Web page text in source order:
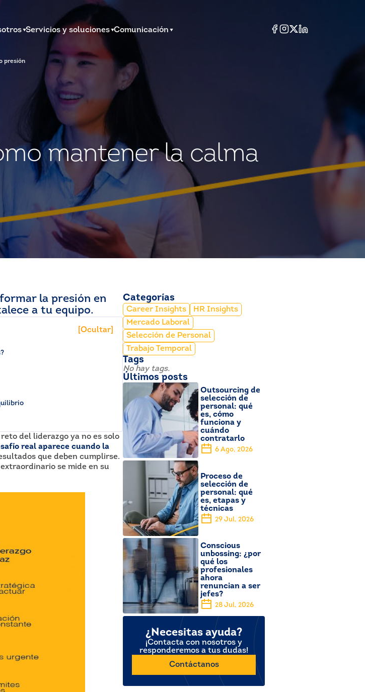
Servicios y soluciones Comunicación
presión
mantener la calma
la presión en
a tu equipo.
[Ocultar]
del liderazgo ya no es solo
real aparece cuando la
que deben cumplirse.
se mide en su
Categorías
Career Insights
HR Insights
Mercado Laboral
Selección de Personal
Trabajo Temporal
Tags
No hay tags.
Últimos posts
Outsourcing de
selección de
personal: qué
es, cómo
funciona y
cuándo
contratarlo
6 Ago, 2026
Proceso de
selección de
personal: qué
es, etapas y
técnicas
29 Jul, 2026
Conscious
unbossing: ¿por
qué los
profesionales
ahora
renuncian a ser
jefes?
28 Jul, 2026
¿Necesitas ayuda?
¡Contacta con nosotros y
responderemos a tus dudas!
Contáctanos